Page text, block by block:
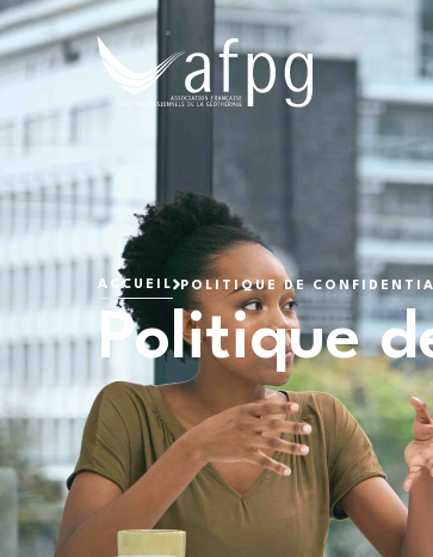
L'AFPG
ACCUEIL POLITIQUE DE
Politique